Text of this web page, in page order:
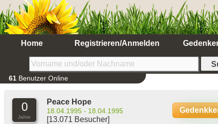
Home Registrieren/Anmelden
61 Benutzer Online
0
Jahre
Peace Hope
18.04.1995 - 18.04.1995
[13.071 Besucher]